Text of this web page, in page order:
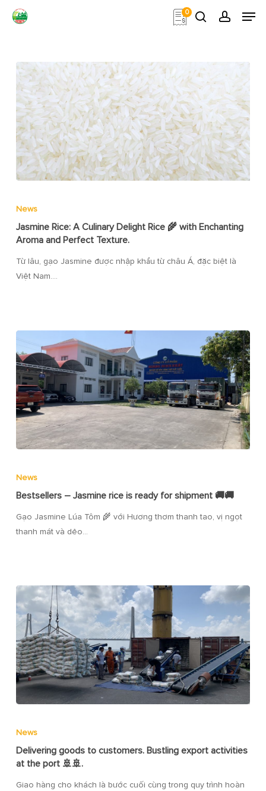
0
News
Jasmine Rice: A Culinary Delight Rice 🌾 with Enchanting
Aroma and Perfect Texture.
Từ lâu, gạo Jasmine được nhập khẩu từ châu Á, đặc biệt là
Việt Nam.…
News
Bestsellers – Jasmine rice is ready for shipment 🚚🚚
Gạo Jasmine Lúa Tôm 🌾 với Hương thơm thanh tao, vị ngọt
thanh mát và dẻo…
News
Delivering goods to customers. Bustling export activities
at the port 🚢🚢.
Giao hàng cho khách là bước cuối cùng trong quy trình hoàn